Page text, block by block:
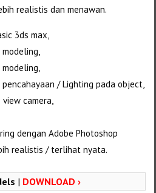
realistis dan menawan.
3ds max,
/ Lighting pada object,
camera,
dengan Adobe Photoshop
realistis / terlihat nyata.
| DOWNLOAD ›